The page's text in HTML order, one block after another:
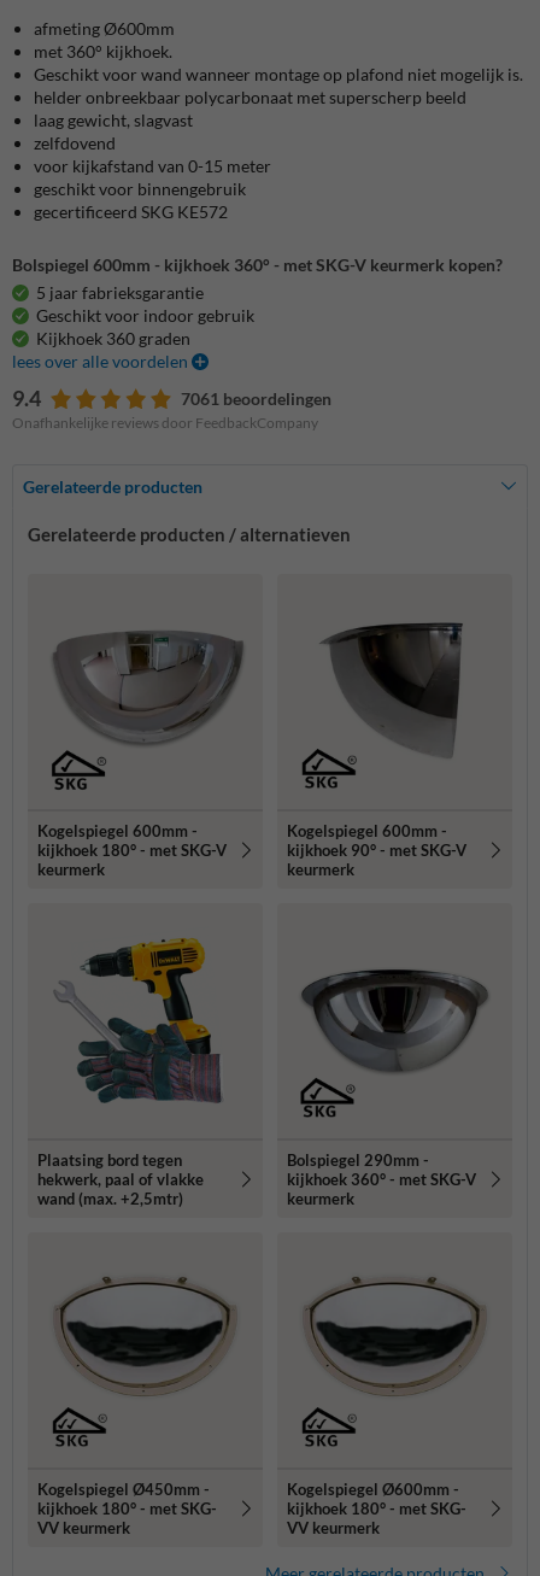
afmeting Ø600mm
met 360° kijkhoek.
Geschikt voor wand wanneer montage op plafond niet mogelijk is.
helder onbreekbaar polycarbonaat met superscherp beeld
laag gewicht, slagvast
zelfdovend
voor kijkafstand van 0-15 meter
geschikt voor binnengebruik
gecertificeerd SKG KE572
Bolspiegel 600mm - kijkhoek 360° - met SKG-V keurmerk kopen?
5 jaar fabrieksgarantie
Geschikt voor indoor gebruik
Kijkhoek 360 graden
lees over alle voordelen
9.4 7061 beoordelingen
Onafhankelijke reviews door FeedbackCompany
Gerelateerde producten
Gerelateerde producten / alternatieven
Kogelspiegel 600mm -
kijkhoek 180° - met SKG-V
keurmerk
Kogelspiegel 600mm -
kijkhoek 90° - met SKG-V
keurmerk
Plaatsing bord tegen
hekwerk, paal of vlakke
wand (max. +2,5mtr)
Bolspiegel 290mm -
kijkhoek 360° - met SKG-V
keurmerk
Kogelspiegel Ø450mm -
kijkhoek 180° - met SKG-
VV keurmerk
Kogelspiegel Ø600mm -
kijkhoek 180° - met SKG-
VV keurmerk